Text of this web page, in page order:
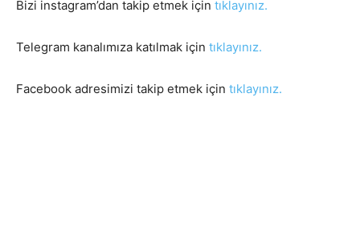
Bizi instagram’dan takip etmek için tıklayınız.
Telegram kanalımıza katılmak için tıklayınız.
Facebook adresimizi takip etmek için tıklayınız.